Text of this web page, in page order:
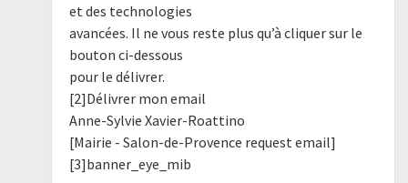
et des technologies
avancées. Il ne vous reste plus qu’à cliquer sur le
bouton ci-dessous
pour le délivrer.
[2]Délivrer mon email
Anne-Sylvie Xavier-Roattino
[Mairie - Salon-de-Provence request email]
[3]banner_eye_mib